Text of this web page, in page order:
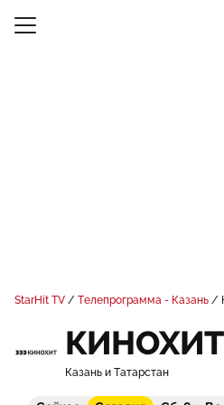
StarHit TV Телепрограмма - Казань
КИНОХИТ
Казань и Татарстан